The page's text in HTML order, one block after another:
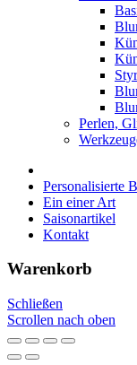
Perlen,
Personalisierte
Ein einer Art
Saisonartikel
Kontakt
Warenkorb
Schließen
Scrollen nach oben